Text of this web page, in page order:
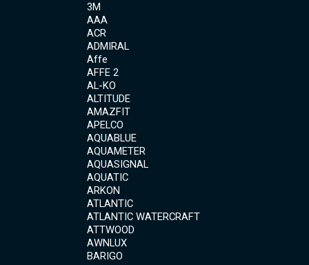
3M
AAA
ACR
ADMIRAL
Affe
AFFE 2
AL-KO
ALTITUDE
AMAZFIT
APELCO
AQUABLUE
AQUAMETER
AQUASIGNAL
AQUATIC
ARKON
ATLANTIC
ATLANTIC WATERCRAFT
ATTWOOD
AWNLUX
BARIGO